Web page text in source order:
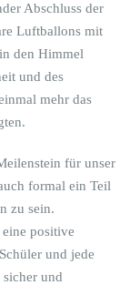
Abschluss der
Luftballons mit
den Himmel
und des
mehr das
für unser
formal ein Teil
zu sein.
positive
und jede
und